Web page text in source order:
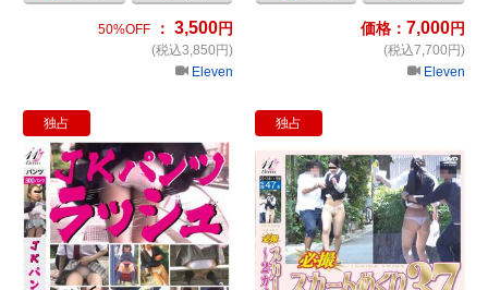
50%OFF ： 3,500円
(税込3,850円)
Eleven
価格： 7,000円
(税込7,700円)
Eleven
独占 独占